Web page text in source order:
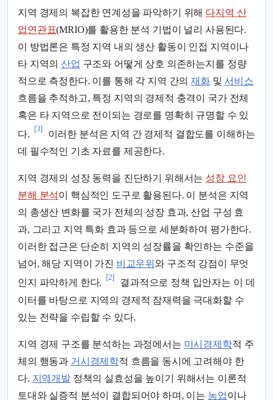
지역 경제의 복잡한 연계성을 파악하기 위해 다지역 산
업연관표(MRIO)를 활용한 분석 기법이 널리 사용된다.
이 방법론은 특정 지역 내의 생산 활동이 인접 지역이나
타 지역의산업 구조와 어떻게 상호 의존하는지를 정량
적으로 측정한다. 이를 통해 각 지역 간의재화및서비스
흐름을 추적하고, 특정 지역의 경제적 충격이 국가 전체
혹은 타 지역으로 전이되는 경로를 명확히 규명할 수 있
다.
[3]
이러한 분석은 지역 간 경제적 결합도를 이해하는
데 필수적인 기초 자료를 제공한다.
지역 경제의 성장 동력을 진단하기 위해서는 성장 요인
분해 분석이 핵심적인 도구로 활용된다. 이 분석은 지역
의 총생산 변화를 국가 전체의 성장 효과, 산업 구성 효
과, 그리고 지역 특화 효과 등으로 세분화하여 평가한다.
이러한 접근은 단순히 지역의 성장률을 확인하는 수준을
넘어, 해당 지역이 가진 비교우위 와 구조적 강점이 무엇
인지 파악하게 한다.
[2]
결과적으로 정책 입안자는 이 데
이터를 바탕으로 지역의 경제적 잠재력을 극대화할 수
있는 전략을 수립할 수 있다.
지역 경제 구조를 분석하는 과정에서는 미시경제학적 주
체의 행동과 거시경제학적 흐름을 동시에 고려해야 한
다. 지역개발정책의 실효성을 높이기 위해서는 이론적
토대와 실증적 분석이 결합되어야 하며, 이는 농업이나